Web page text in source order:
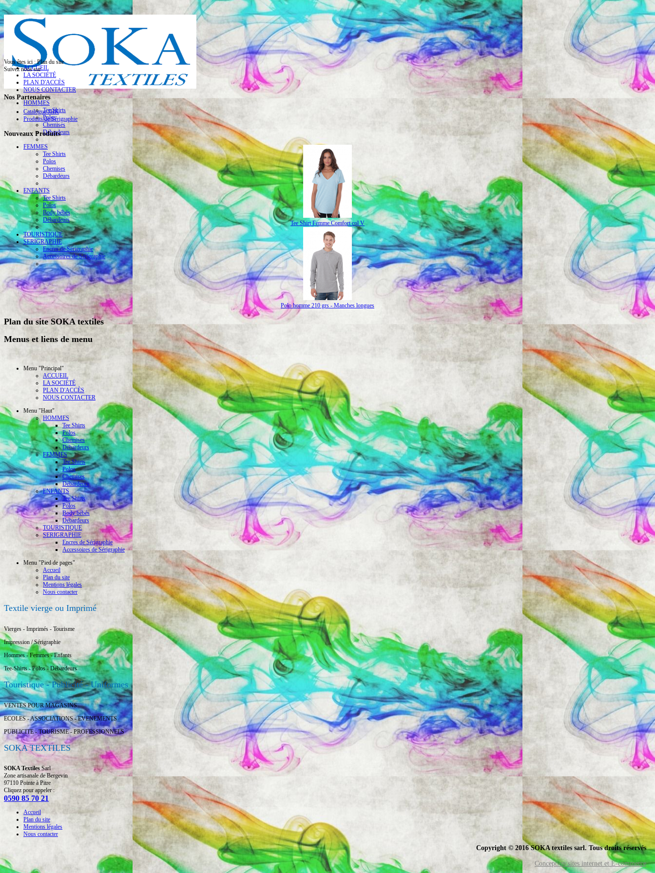
ACCUEIL
LA SOCIÉTÉ
PLAN D'ACCÈS
NOUS CONTACTER
HOMMES
Tee Shirts
Polos
Chemises
Débardeurs
FEMMES
Tee Shirts
Polos
Chemises
Débardeurs
ENFANTS
Tee Shirts
Polos
Body bébés
Débardeurs
TOURISTIQUE
SERIGRAPHIE
Encres de Sérigraphie
Accessoires de Sérigraphie
Vous êtes ici :Plan du site
Suivez nous sur
Nos Partenaires
Catalogue JHK
Produits de Sérigraphie
Nouveaux Produits
Tee Shirt Femme Comfort col V
Polo homme 210 grs - Manches longues
Plan du site SOKA textiles
Menus et liens de menu
Menu "Principal"
ACCUEIL
LA SOCIÉTÉ
PLAN D'ACCÈS
NOUS CONTACTER
Menu "Haut"
HOMMES
Tee Shirts
Polos
Chemises
Débardeurs
FEMMES
Tee Shirts
Polos
Chemises
Débardeurs
ENFANTS
Tee Shirts
Polos
Body bébés
Débardeurs
TOURISTIQUE
SERIGRAPHIE
Encres de Sérigraphie
Accessoires de Sérigraphie
Menu "Pied de pages"
Accueil
Plan du site
Mentions légales
Nous contacter
Textile vierge ou Imprimé
Vierges - Imprimés - Tourisme
Impression / Sérigraphie
Hommes - Femmes - Enfants
Tee-Shirts - Polos - Débardeurs
Touristique - Publicité - Uniformes
VENTES POUR MAGASINS
ECOLES - ASSOCIATIONS - EVENEMENTS
PUBLICITE - TOURISME - PROFESSIONNELS
SOKA TEXTILES
SOKA Textiles Sarl
Zone artisanale de Bergevin
97110 Pointe à Pitre
Cliquez pour appeler :
0590 85 70 21
Accueil
Plan du site
Mentions légales
Nous contacter
Copyright © 2016 SOKA textiles sarl. Tous droits réservés
Conception sites internet et E-commerce